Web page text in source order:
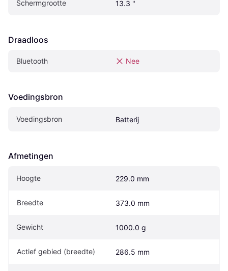
Schermgrootte 13.3 "
Draadloos
Bluetooth Nee
Voedingsbron
Voedingsbron Batterij
Afmetingen
Hoogte 229.0 mm
Breedte 373.0 mm
Gewicht 1000.0 g
Actief gebied (breedte) 286.5 mm